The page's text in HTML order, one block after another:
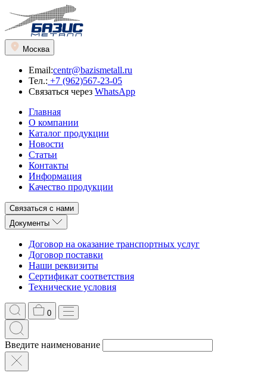
Москва
Email:centr@bazismetall.ru
Тел.: +7 (962)567-23-05
Связаться через WhatsApp
Главная
О компании
Каталог продукции
Новости
Статьи
Контакты
Информация
Качество продукции
Связаться с нами
Документы
Договор на оказание транспортных услуг
Договор поставки
Наши реквизиты
Сертификат соответствия
Технические условия
0
Введите наименование